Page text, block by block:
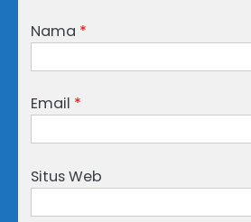
Nama *
Email *
Situs Web